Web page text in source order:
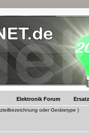
Elektronik Forum
oder Gerätetype )